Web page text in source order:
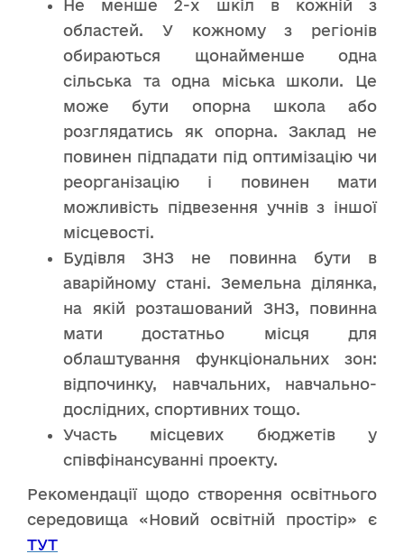
Не менше 2-х шкіл в кожній з
областей. У кожному з регіонів
обираються щонайменше одна
сільська та одна міська школи. Це
може бути опорна школа або
розглядатись як опорна. Заклад не
повинен підпадати під оптимізацію чи
реорганізацію і повинен мати
можливість підвезення учнів з іншої
місцевості.
Будівля ЗНЗ не повинна бути в
аварійному стані. Земельна ділянка,
на якій розташований ЗНЗ, повинна
мати достатньо місця для
облаштування функціональних зон:
відпочинку, навчальних, навчально-
дослідних, спортивних тощо.
Участь місцевих бюджетів у
співфінансуванні проекту.
Рекомендації щодо створення освітнього
середовища «Новий освітній простір» є
ТУТ